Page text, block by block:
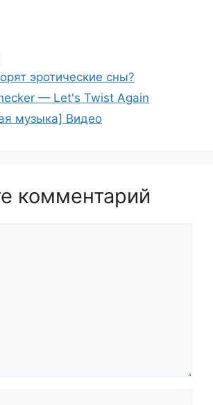
эротические сны?
— Let's Twist Again
музыка] Видео
комментарий